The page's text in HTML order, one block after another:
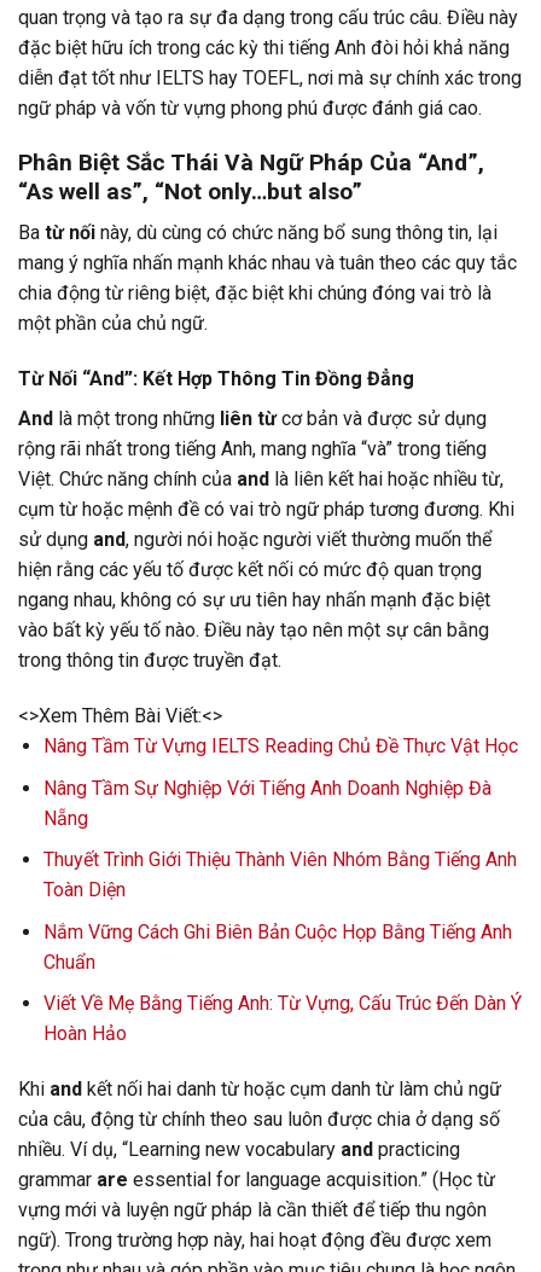
quan trọng và tạo ra sự đa dạng trong cấu trúc câu. Điều này
đặc biệt hữu ích trong các kỳ thi tiếng Anh đòi hỏi khả năng
diễn đạt tốt như IELTS hay TOEFL, nơi mà sự chính xác trong
ngữ pháp và vốn từ vựng phong phú được đánh giá cao.
Phân Biệt Sắc Thái Và Ngữ Pháp Của “And”,
“As well as”, “Not only…but also”
Ba từ nối này, dù cùng có chức năng bổ sung thông tin, lại
mang ý nghĩa nhấn mạnh khác nhau và tuân theo các quy tắc
chia động từ riêng biệt, đặc biệt khi chúng đóng vai trò là
một phần của chủ ngữ.
Từ Nối “And”: Kết Hợp Thông Tin Đồng Đẳng
And là một trong những liên từcơ bản và được sử dụng
rộng rãi nhất trong tiếng Anh, mang nghĩa “và” trong tiếng
Việt. Chức năng chính của and là liên kết hai hoặc nhiều từ,
cụm từ hoặc mệnh đề có vai trò ngữ pháp tương đương. Khi
sử dụng and, người nói hoặc người viết thường muốn thể
hiện rằng các yếu tố được kết nối có mức độ quan trọng
ngang nhau, không có sự ưu tiên hay nhấn mạnh đặc biệt
vào bất kỳ yếu tố nào. Điều này tạo nên một sự cân bằng
trong thông tin được truyền đạt.
<>Xem Thêm Bài Viết:<>
Nâng Tầm Từ Vựng IELTS Reading Chủ Đề Thực Vật Học
Nâng Tầm Sự Nghiệp Với Tiếng Anh Doanh Nghiệp Đà
Nẵng
Thuyết Trình Giới Thiệu Thành Viên Nhóm Bằng Tiếng Anh
Toàn Diện
Nắm Vững Cách Ghi Biên Bản Cuộc Họp Bằng Tiếng Anh
Chuẩn
Viết Về Mẹ Bằng Tiếng Anh: Từ Vựng, Cấu Trúc Đến Dàn Ý
Hoàn Hảo
Khi and kết nối hai danh từ hoặc cụm danh từ làm chủ ngữ
của câu, động từ chính theo sau luôn được chia ở dạng số
nhiều. Ví dụ, “Learning new vocabulary and practicing
grammar are essential for language acquisition.” (Học từ
vựng mới và luyện ngữ pháp là cần thiết để tiếp thu ngôn
ngữ). Trong trường hợp này, hai hoạt động đều được xem